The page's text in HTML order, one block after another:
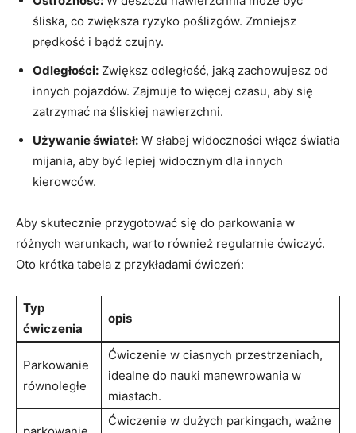
śliska, co zwiększa ryzyko poślizgów. Zmniejsz
prędkość i bądź czujny.
Odległości: Zwiększ odległość, jaką zachowujesz od
innych pojazdów. Zajmuje to więcej czasu, aby się
zatrzymać na śliskiej nawierzchni.
Używanie świateł: W słabej widoczności włącz światła
mijania, aby być lepiej widocznym dla innych
kierowców.
Aby skutecznie przygotować się do parkowania w
różnych warunkach, warto również regularnie ćwiczyć.
Oto krótka tabela z przykładami ćwiczeń:
Typ
ćwiczenia
opis
Parkowanie
równoległe
Ćwiczenie w ciasnych przestrzeniach,
idealne do nauki manewrowania w
miastach.
Ćwiczenie w dużych parkingach, ważne